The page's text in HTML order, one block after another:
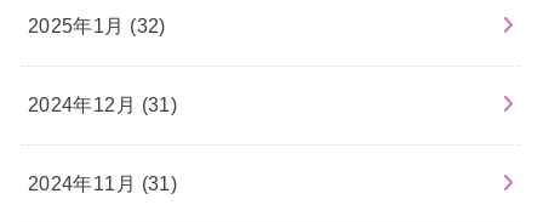
2025年1月 (32)
2024年12月 (31)
2024年11月 (31)